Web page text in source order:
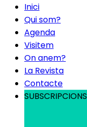
Inici
Qui som?
Agenda
Visitem
On anem?
La Revista
Contacte
SUBSCRIPCIONS